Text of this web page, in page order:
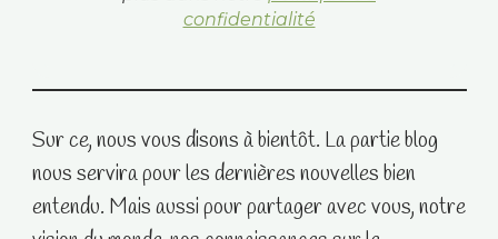
confidentialité
Sur ce, nous vous disons à bientôt. La partie blog
nous servira pour les dernières nouvelles bien
entendu. Mais aussi pour partager avec vous, notre